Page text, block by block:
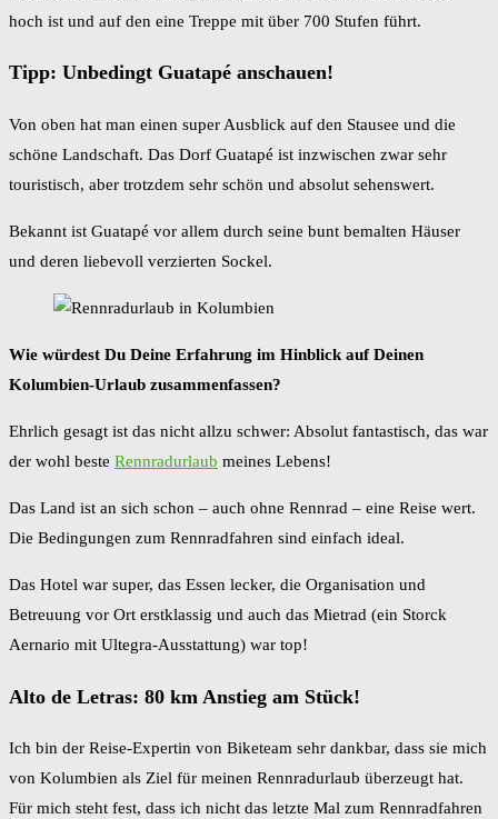
hoch ist und auf den eine Treppe mit über 700 Stufen führt.
Tipp: Unbedingt Guatapé anschauen!
Von oben hat man einen super Ausblick auf den Stausee und die
schöne Landschaft. Das Dorf Guatapé ist inzwischen zwar sehr
touristisch, aber trotzdem sehr schön und absolut sehenswert.
Bekannt ist Guatapé vor allem durch seine bunt bemalten Häuser
und deren liebevoll verzierten Sockel.
Wie würdest Du Deine Erfahrung im Hinblick auf Deinen
Kolumbien-Urlaub zusammenfassen?
Ehrlich gesagt ist das nicht allzu schwer: Absolut fantastisch, das war
der wohl beste Rennradurlaub meines Lebens!
Das Land ist an sich schon – auch ohne Rennrad – eine Reise wert.
Die Bedingungen zum Rennradfahren sind einfach ideal.
Das Hotel war super, das Essen lecker, die Organisation und
Betreuung vor Ort erstklassig und auch das Mietrad (ein Storck
Aernario mit Ultegra-Ausstattung) war top!
Alto de Letras: 80 km Anstieg am Stück!
Ich bin der Reise-Expertin von Biketeam sehr dankbar, dass sie mich
von Kolumbien als Ziel für meinen Rennradurlaub überzeugt hat.
Für mich steht fest, dass ich nicht das letzte Mal zum Rennradfahren